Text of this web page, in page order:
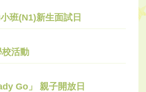
班(N1)新生面試日
活動
Go」 親子開放日